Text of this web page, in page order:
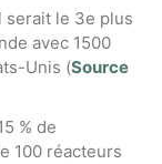
serait le 3e plus
avec 1500
Unis (Source
% de
100 réacteurs